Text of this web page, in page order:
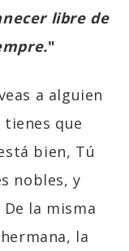
libre de
"
a alguien
que
bien, Tú
nobles, y
la misma
la